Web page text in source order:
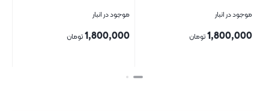
موجود در انبار
1,800,000تومان
موجود در انبار
1,800,000تومان
بستن